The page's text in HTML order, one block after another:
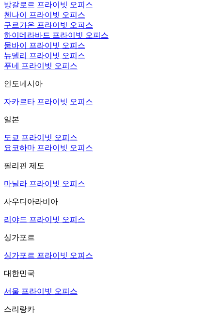
방갈로르 프라이빗 오피스
첸나이 프라이빗 오피스
구르가온 프라이빗 오피스
하이데라바드 프라이빗 오피스
뭄바이 프라이빗 오피스
뉴델리 프라이빗 오피스
푸네 프라이빗 오피스
인도네시아
자카르타 프라이빗 오피스
일본
도쿄 프라이빗 오피스
요코하마 프라이빗 오피스
필리핀 제도
마닐라 프라이빗 오피스
사우디아라비아
리야드 프라이빗 오피스
싱가포르
싱가포르 프라이빗 오피스
대한민국
서울 프라이빗 오피스
스리랑카